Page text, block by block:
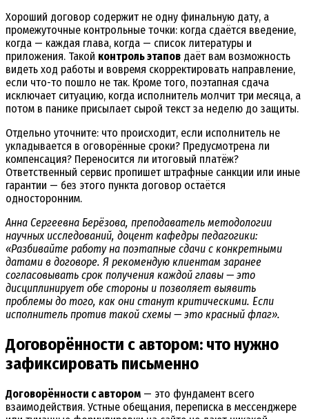
Хороший договор содержит не одну финальную дату, а
промежуточные контрольные точки: когда сдаётся введение,
когда — каждая глава, когда — список литературы и
приложения. Такой контроль этапов даёт вам возможность
видеть ход работы и вовремя скорректировать направление,
если что-то пошло не так. Кроме того, поэтапная сдача
исключает ситуацию, когда исполнитель молчит три месяца, а
потом в панике присылает сырой текст за неделю до защиты.
Отдельно уточните: что происходит, если исполнитель не
укладывается в оговорённые сроки? Предусмотрена ли
компенсация? Переносится ли итоговый платёж?
Ответственный сервис пропишет штрафные санкции или иные
гарантии — без этого пункта договор остаётся
односторонним.
Анна Сергеевна Берёзова, преподаватель методологии
научных исследований, доцент кафедры педагогики:
«Разбивайте работу на поэтапные сдачи с конкретными
датами в договоре. Я рекомендую клиентам заранее
согласовывать срок получения каждой главы — это
дисциплинирует обе стороны и позволяет выявить
проблемы до того, как они станут критическими. Если
исполнитель против такой схемы — это красный флаг».
Договорённости с автором: что нужно
зафиксировать письменно
Договорённости с автором — это фундамент всего
взаимодействия. Устные обещания, переписка в мессенджере